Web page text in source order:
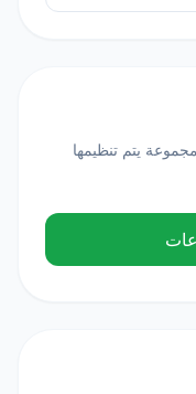
يتم تنظيمها